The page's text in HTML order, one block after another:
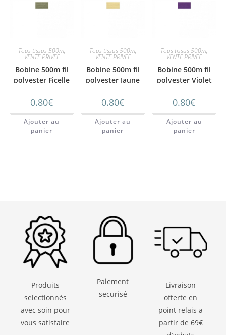
Tous tissus 500m,
VENTE PRIVEE
Bobine 500m fil
polyester Ficelle
0.80€
Ajouter au
panier
Tous tissus 500m,
VENTE PRIVEE
Bobine 500m fil
polyester Jaune
0.80€
Ajouter au
panier
Tous tissus 500m,
VENTE PRIVEE
Bobine 500m fil
polyester Violet
0.80€
Ajouter au
panier
Produits
selectionnés
avec soin pour
vous satisfaire
Paiement
securisé
Livraison
offerte en
point relais a
partir de 69€